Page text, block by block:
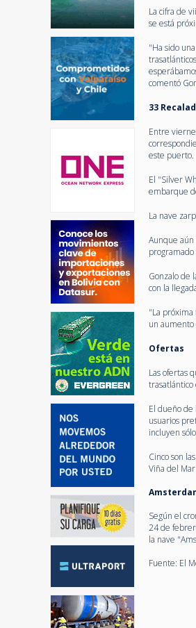
La cifra de
se está
"Ha sido
comentó
33
Entre
este puerto.
El "Silver
embarque
La nave
Aunque aún
Gonzalo de
con la
"La próxima
un aumento
Ofertas
Las ofertas
El dueño de
usuarios
incluyen
Cinco son
Viña del
Según el
24 de
la nave
Fuente: El